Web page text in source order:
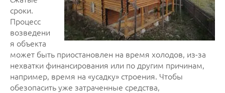
сроки.
Процесс
возведени
я объекта
может быть приостановлен на время холодов, из-за
нехватки финансирования или по другим причинам,
например, время на «усадку» строения. Чтобы
обезопасить уже затраченные средства,